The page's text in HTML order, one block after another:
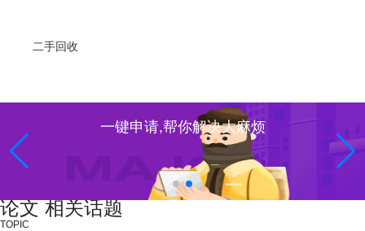
二手回收
一键申请,帮你解决大麻烦
论文 相关话题
TOPIC